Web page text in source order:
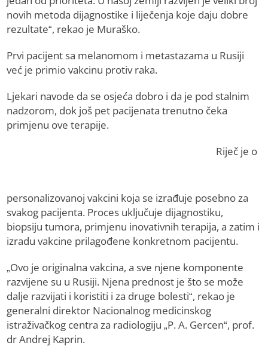
novih metoda dijagnostike i liječenja koje daju dobre
rezultate“, rekao je Muraško.
Prvi pacijent sa melanomom i metastazama u Rusiji
već je primio vakcinu protiv raka.
Ljekari navode da se osjeća dobro i da je pod stalnim
nadzorom, dok još pet pacijenata trenutno čeka
primjenu ove terapije.
Riječ je o
personalizovanoj vakcini koja se izrađuje posebno za
svakog pacijenta. Proces uključuje dijagnostiku,
biopsiju tumora, primjenu inovativnih terapija, a zatim i
izradu vakcine prilagođene konkretnom pacijentu.
„Ovo je originalna vakcina, a sve njene komponente
razvijene su u Rusiji. Njena prednost je što se može
dalje razvijati i koristiti i za druge bolesti“, rekao je
generalni direktor Nacionalnog medicinskog
istraživačkog centra za radiologiju „P. A. Gercen“, prof.
dr Andrej Kaprin.